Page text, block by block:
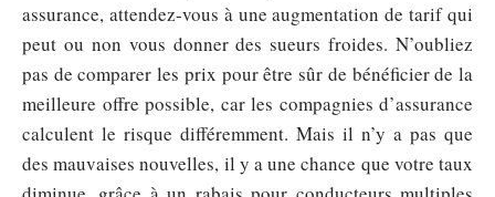
assurance, attendez-vous à une augmentation de tarif qui
peut ou non vous donner des sueurs froides. N’oubliez
pas de comparer les prix pour être sûr de bénéficier de la
meilleure offre possible, car les compagnies d’assurance
calculent le risque différemment. Mais il n’y a pas que
des mauvaises nouvelles, il y a une chance que votre taux